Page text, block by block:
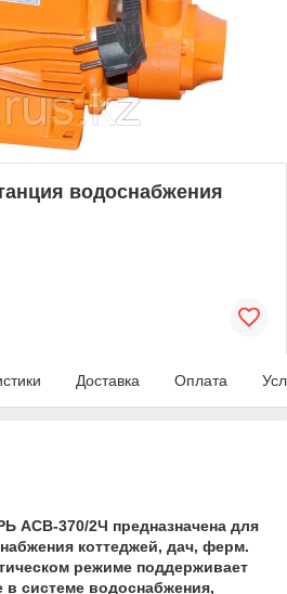
водоснабжения
Доставка Оплата
АСВ-370/2Ч предназначена для
коттеджей, дач, ферм.
режиме поддерживает
системе водоснабжения,